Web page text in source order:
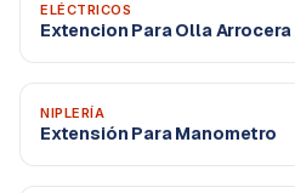
ELÉCTRICOS
Extencion Para Olla Arrocera
NIPLERÍA
Extensión Para Manometro